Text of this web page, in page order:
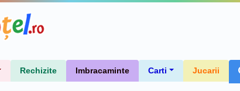
Rechizite Imbracaminte Carti Jucarii